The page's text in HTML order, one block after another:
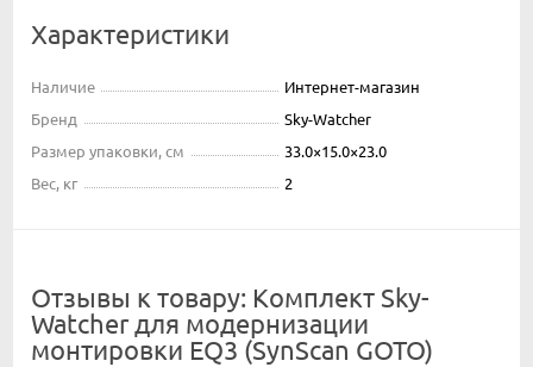
Характеристики
Наличие
Интернет-магазин
Бренд
Sky-Watcher
Размер упаковки, см
33.0×15.0×23.0
Вес, кг
2
Отзывы к товару: Комплект Sky-
Watcher для модернизации
монтировки EQ3 (SynScan GOTO)